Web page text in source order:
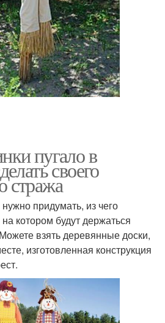
пугало в
своего
стража
придумать, из чего
котором будут держаться
взять деревянные доски,
изготовленная конструкция